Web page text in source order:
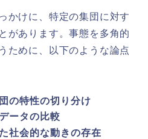
かけに、特定の集団に対す
があります。事態を多角的
ために、以下のような論点
の特性の切り分け
ータの比較
社会的な動きの存在